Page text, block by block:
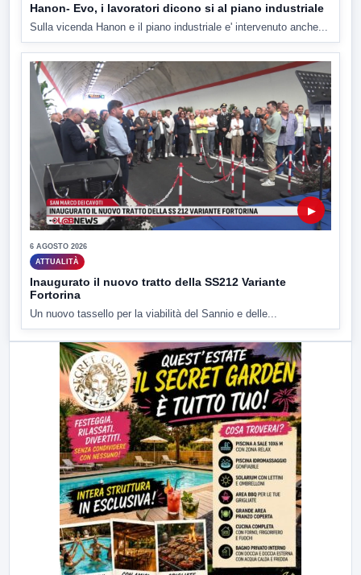
Hanon- Evo, i lavoratori dicono si al piano industriale
Sulla vicenda Hanon e il piano industriale e' intervenuto anche...
▶
6 AGOSTO 2026
ATTUALITÀ
Inaugurato il nuovo tratto della SS212 Variante
Fortorina
Un nuovo tassello per la viabilità del Sannio e delle...